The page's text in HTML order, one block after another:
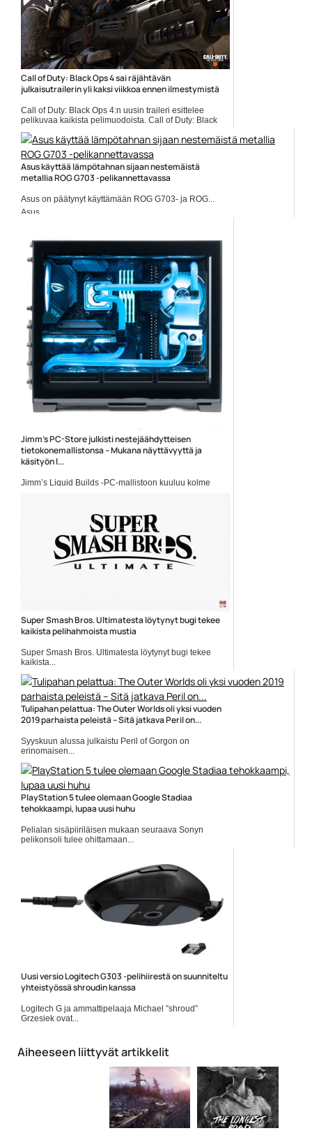
Call of Duty: Black Ops 4 sai räjähtävän
julkaisutrailerin yli kaksi viikkoa ennen ilmestymistä
Call of Duty: Black Ops 4:n uusin traileri esittelee
pelikuvaa kaikista pelimuodoista. Call of Duty: Black
Ops 4:n julkaisuun on vielä yli kaksi viikkoa aikaa,
mutta pelin virallinen ”julkaisutraileri” on jo nyt … Lue
koko artikkeli...
Call of Duty
Asus käyttää lämpötahnan sijaan nestemäistä
metallia ROG G703 -pelikannettavassa
Asus on päätynyt käyttämään ROG G703- ja ROG...
Asus
Jimm’s PC-Store julkisti nestejäähdytteisen
tietokonemallistonsa – Mukana näyttävyyttä ja
käsityön l...
Jimm’s Liquid Builds -PC-mallistoon kuuluu kolme
Super Smash Bros. Ultimatesta löytynyt bugi tekee
kaikista pelihahmoista mustia
Super Smash Bros. Ultimatesta löytynyt bugi tekee
kaikista...
Pelit
Tulipahan pelattua: The Outer Worlds oli yksi vuoden
2019 parhaista peleistä – Sitä jatkava Peril on...
Syyskuun alussa julkaistu Peril of Gorgon on
erinomaisen...
Obsidian Entertainment
PlayStation 5 tulee olemaan Google Stadiaa
tehokkaampi, lupaa uusi huhu
Pelialan sisäpiiriläisen mukaan seuraava Sonyn
pelikonsoli tulee ohittamaan...
Uusi versio Logitech G303 -pelihiirestä on suunniteltu
yhteistyössä shroudin kanssa
Logitech G ja ammattipelaaja Michael ”shroud”
Grzesiek ovat...
Aiheeseen liittyvät artikkelit